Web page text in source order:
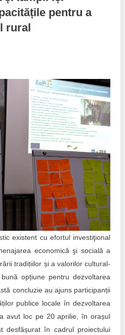
IDIS
proaste politici locale din
pentru a
rural
existent cu efortul investiţional
economică şi socială a
tradițiilor și a valorilor cultural-
opțiune pentru dezvoltarea
concluzie au ajuns participanții
publice locale în dezvoltarea
avut loc pe 20 aprilie, în orașul
desfășurat în cadrul proiectului